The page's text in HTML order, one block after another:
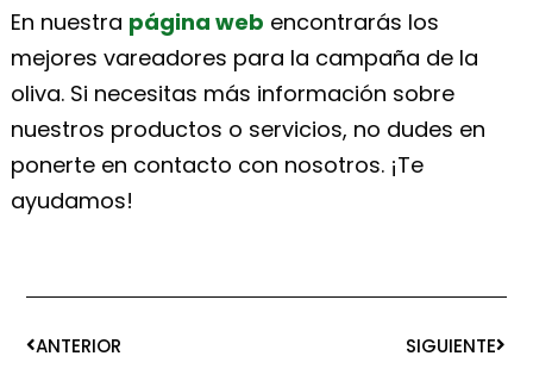
En nuestra página web encontrarás los
mejores vareadores para la campaña de la
oliva. Si necesitas más información sobre
nuestros productos o servicios, no dudes en
ponerte en contacto con nosotros. ¡Te
ayudamos!
ANTERIOR SIGUIENTE